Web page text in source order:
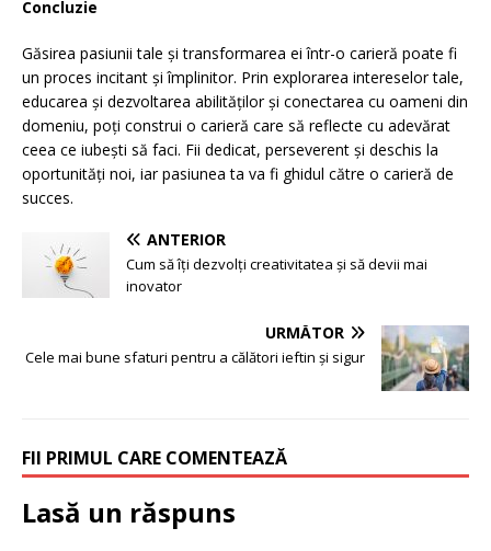
Concluzie
Găsirea pasiunii tale și transformarea ei într-o carieră poate fi
un proces incitant și împlinitor. Prin explorarea intereselor tale,
educarea și dezvoltarea abilităților și conectarea cu oameni din
domeniu, poți construi o carieră care să reflecte cu adevărat
ceea ce iubești să faci. Fii dedicat, perseverent și deschis la
oportunități noi, iar pasiunea ta va fi ghidul către o carieră de
succes.
ANTERIOR
Cum să îți dezvolți creativitatea și să devii mai
inovator
URMĂTOR
Cele mai bune sfaturi pentru a călători ieftin și sigur
FII PRIMUL CARE COMENTEAZĂ
Lasă un răspuns